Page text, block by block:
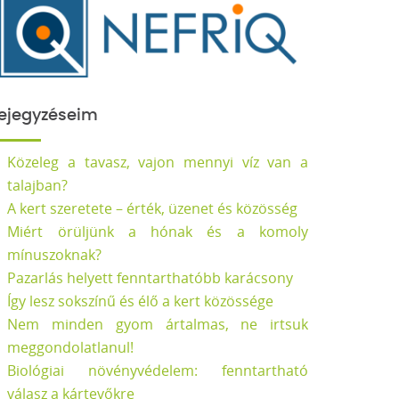
Közeleg a tavasz, vajon mennyi víz van a
talajban?
A kert szeretete – érték, üzenet és közösség
Miért örüljünk a hónak és a komoly
mínuszoknak?
Pazarlás helyett fenntarthatóbb karácsony
Így lesz sokszínű és élő a kert közössége
Nem minden gyom ártalmas, ne irtsuk
meggondolatlanul!
Biológiai növényvédelem: fenntartható
válasz a kártevőkre